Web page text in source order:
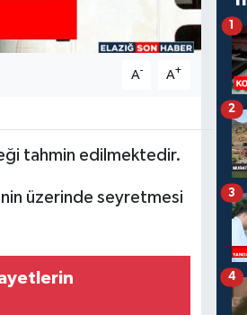
A- A+
tahmin edilmektedir.
üzerinde seyretmesi
1
2
3
4